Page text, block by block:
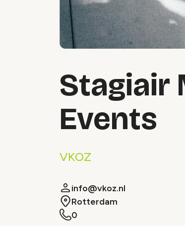
Stagiair
Events
VKOZ
info@vkoz.nl
Rotterdam
0